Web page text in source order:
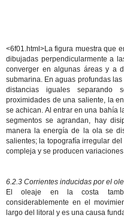
<6f01.html>La figura muestra que
dibujadas perpendicularmente a
converger en algunas áreas y a
submarina. En aguas profundas
distancias iguales
proximidades de una saliente, la
se achican. Al entrar en una bahía
segmentos se agrandan, hay
manera la energía de la ola se
salientes; la topografía irregular
compleja y se producen
6.2.3 Corrientes inducidas por el
El oleaje en la costa
considerablemente en el
largo del litoral y es una causa